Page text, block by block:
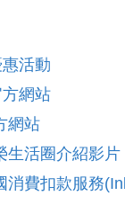
活動
網站
網站
生活圈介紹影片
消費扣款服務